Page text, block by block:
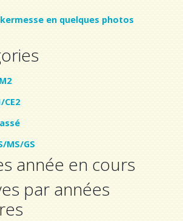
en quelques photos
CE2
MS/GS
année en cours
par années